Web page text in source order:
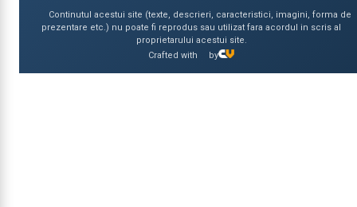
Continutul acestui site (texte, descrieri, caracteristici, imagini, forma de
prezentare etc.) nu poate fi reprodus sau utilizat fara acordul in scris al
proprietarului acestui site.
Crafted with
by